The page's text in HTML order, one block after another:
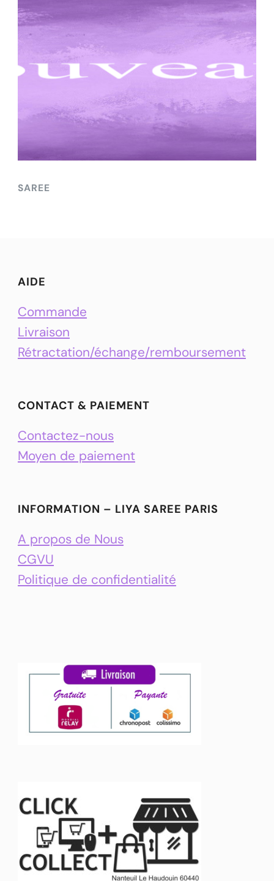
SAREE
AIDE
Commande
Livraison
Rétractation/échange/remboursement
CONTACT & PAIEMENT
Contactez-nous
Moyen de paiement
INFORMATION – LIYA SAREE PARIS
A propos de Nous
CGVU
Politique de confidentialité